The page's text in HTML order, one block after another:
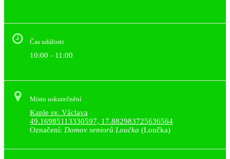
Čas události
10:00 - 11:00
Místo uskutečnění
Kaple sv. Václava
49.16985113330597, 17.882983725636564
Označení: Domov seniorů Loučka (Loučka)